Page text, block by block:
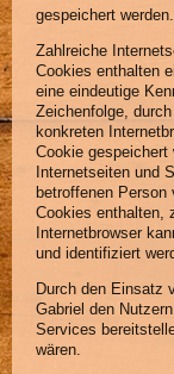
gespeichert werden.
Zahlreiche
Cookies enthalten
eine eindeutige
Zeichenfolge,
konkreten
Cookie
Internetseiten und
betroffenen Person
Cookies enthalten,
Internetbrowser
und identifiziert
Durch den Einsatz
Gabriel den
Services
wären.